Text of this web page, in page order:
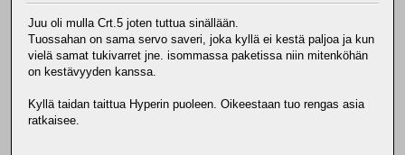
Juu oli mulla Crt.5 joten tuttua sinällään.
Tuossahan on sama servo saveri, joka kyllä ei kestä paljoa ja kun
vielä samat tukivarret jne. isommassa paketissa niin mitenköhän
on kestävyyden kanssa.
Kyllä taidan taittua Hyperin puoleen. Oikeestaan tuo rengas asia
ratkaisee.